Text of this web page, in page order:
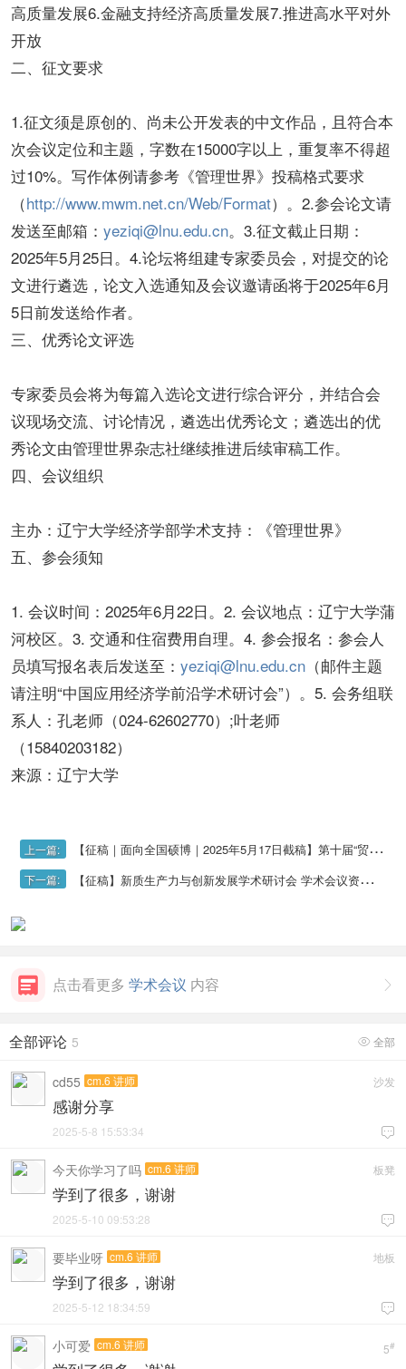
高质量发展6.金融支持经济高质量发展7.推进高水平对外
开放
二、征文要求
1.征文须是原创的、尚未公开发表的中文作品，且符合本
次会议定位和主题，字数在15000字以上，重复率不得超
过10%。写作体例请参考《管理世界》投稿格式要求
（http://www.mwm.net.cn/Web/Format）。2.参会论文请
发送至邮箱： yeziqi@lnu.edu.cn。3.征文截止日期：
2025年5月25日。4.论坛将组建专家委员会，对提交的论
文进行遴选，论文入选通知及会议邀请函将于2025年6月
5日前发送给作者。
三、优秀论文评选
专家委员会将为每篇入选论文进行综合评分，并结合会
议现场交流、讨论情况，遴选出优秀论文；遴选出的优
秀论文由管理世界杂志社继续推进后续审稿工作。
四、会议组织
主办：辽宁大学经济学部学术支持：《管理世界》
五、参会须知
1. 会议时间：2025年6月22日。2. 会议地点：辽宁大学蒲
河校区。3. 交通和住宿费用自理。4. 参会报名：参会人
员填写报名表后发送至： yeziqi@lnu.edu.cn （邮件主题
请注明“中国应用经济学前沿学术研讨会”）。5. 会务组联
系人：孔老师（024-62602770）;叶老师
（15840203182）
来源：辽宁大学
上一篇: 【征稿｜面向全国硕博｜2025年5月17日截稿】第十届“贸大法学研究生学术论坛”(2025年5月17日截止投稿）
下一篇: 【征稿】新质生产力与创新发展学术研讨会 学术会议资讯 2025年05月07日 00:12 北京(2025年5月20日截止投稿）

点击看更多 学术会议 内容
 全部
全部评论 5
沙发
cd55 cm.6 讲师
感谢分享

2025-5-8 15:53:34
板凳
今天你学习了吗 cm.6 讲师
学到了很多，谢谢

2025-5-10 09:53:28
地板
要毕业呀 cm.6 讲师
学到了很多，谢谢

2025-5-12 18:34:59
5#
小可爱 cm.6 讲师